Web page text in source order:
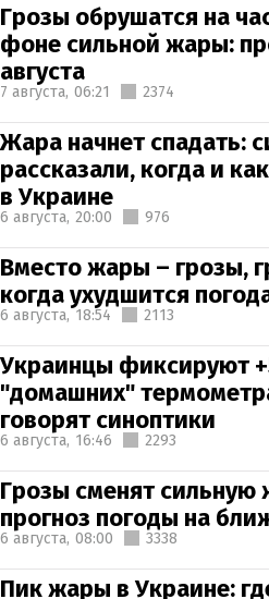
Грозы обрушатся на
фоне сильной жары:
августа
7 августа, 06:21 2374
Жара начнет спадать:
рассказали, когда и
в Украине
6 августа, 20:00 976
Вместо жары – грозы,
когда ухудшится
6 августа, 18:54 2113
Украинцы фиксируют
"домашних"
говорят синоптики
6 августа, 16:46 2293
Грозы сменят сильную
прогноз погоды на
6 августа, 08:00 3338
Пик жары в Украине: